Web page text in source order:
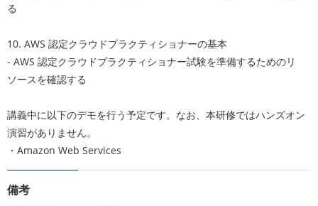
る
10. AWS 認定クラウドプラクティショナーの基本
- AWS 認定クラウドプラクティショナー試験を準備するためのリ
ソースを確認する
講義中に以下のデモを行う予定です。なお、本研修ではハンズオン
演習がありません。
・Amazon Web Services
備考